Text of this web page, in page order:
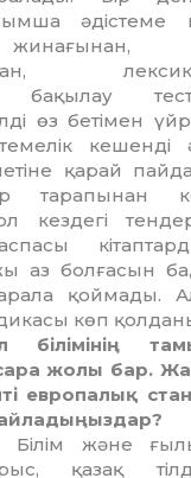
әдістеме
лексика-
бақылау
өз бетімен
кешенді
қарай
тарапынан
кездегі
аз болғасын
қоймады.
көп
білімінің
жолы бар.
ев­ропалық
және
қазақ